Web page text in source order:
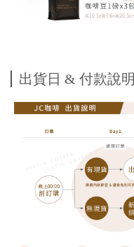
出貨日 & 付款說明